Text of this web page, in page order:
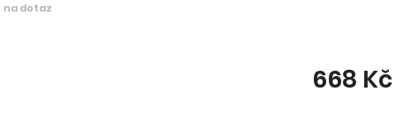
na dotaz
668 Kč